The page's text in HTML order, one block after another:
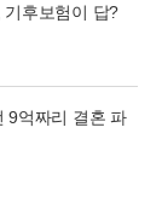
후보험이 답?
9억짜리 결혼 파